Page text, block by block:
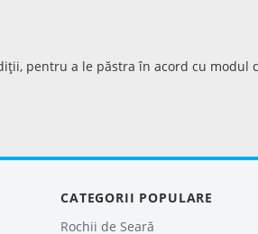
pentru a le păstra în acord cu modul
CATEGORII POPULARE
Rochii de Seară